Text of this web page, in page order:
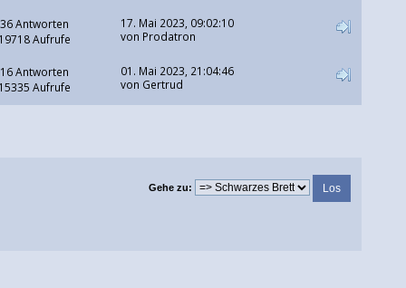
36 Antworten
Aufrufe
17. Mai 2023, 09:02:10
von Prodatron
16 Antworten
Aufrufe
01. Mai 2023, 21:04:46
von Gertrud
Gehe zu: